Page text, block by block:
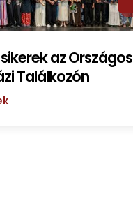
az Országos
Találkozón